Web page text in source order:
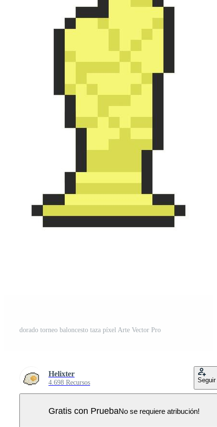
dorado torneo baloncesto taza píxel Arte Vector Pro
Helixter
4.698 Recursos Seguir
Gratis con PruebaNo se requiere atribución!